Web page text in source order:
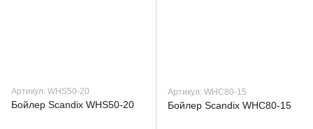
Артикул: WHS50-20
Бойлер Scandix WHS50-20
Артикул: WHC80-15
Бойлер Scandix WHC80-15